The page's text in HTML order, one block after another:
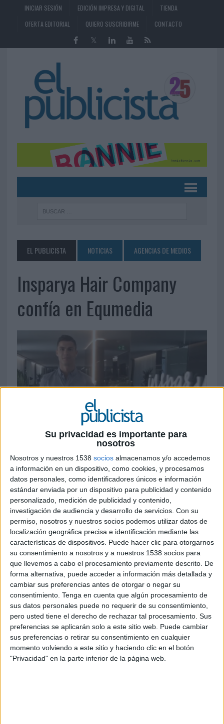
Su privacidad es importante para
nosotros
Nosotros y nuestros 1538 socios almacenamos y/o accedemos
a información en un dispositivo, como cookies, y procesamos
datos personales, como identificadores únicos e información
estándar enviada por un dispositivo para publicidad y contenido
personalizado, medición de publicidad y contenido,
investigación de audiencia y desarrollo de servicios. Con su
permiso, nosotros y nuestros socios podemos utilizar datos de
localización geográfica precisa e identificación mediante las
características de dispositivos. Puede hacer clic para otorgarnos
su consentimiento a nosotros y a nuestros 1538 socios para
que llevemos a cabo el procesamiento previamente descrito. De
forma alternativa, puede acceder a información más detallada y
cambiar sus preferencias antes de otorgar o negar su
consentimiento. Tenga en cuenta que algún procesamiento de
sus datos personales puede no requerir de su consentimiento,
pero usted tiene el derecho de rechazar tal procesamiento. Sus
preferencias se aplicarán solo a este sitio web. Puede cambiar
sus preferencias o retirar su consentimiento en cualquier
momento volviendo a este sitio y haciendo clic en el botón
"Privacidad" en la parte inferior de la página web.
INICIAR SESIÓN EDICIÓN IMPRESA Y DIGITAL
TIENDA
OFERTA EDITORIAL
QUIERO SUSCRIBIRME CONTACTO
EL PUBLICISTA NOTICIAS AGENCIAS DE MEDIOS
Insparya Hair Company
confía en Equmedia
Para el lanzamiento de su marca en España
La agencia de mediosEqumedia(‘EQUMEDIA’
ha sido la encargada de lanzar la campaña en
medios deInsparya Hair Company , clínica de
trasplante capilar fundada por el economista
Paulo Ramos y el jugador de la Juventus,
Cristiano Ronaldo.
Desde junio de 2019, se ha lanzado su campaña
en medios, con presencia en radio y televisión, a
través de spots de 10” y diferentes creatividades,
además de telepromociones y cuñas de 20”,
además de presencia online.
El objetivo principal de la clínica portuguesa es
captar clientes tanto en Madrid como en el resto